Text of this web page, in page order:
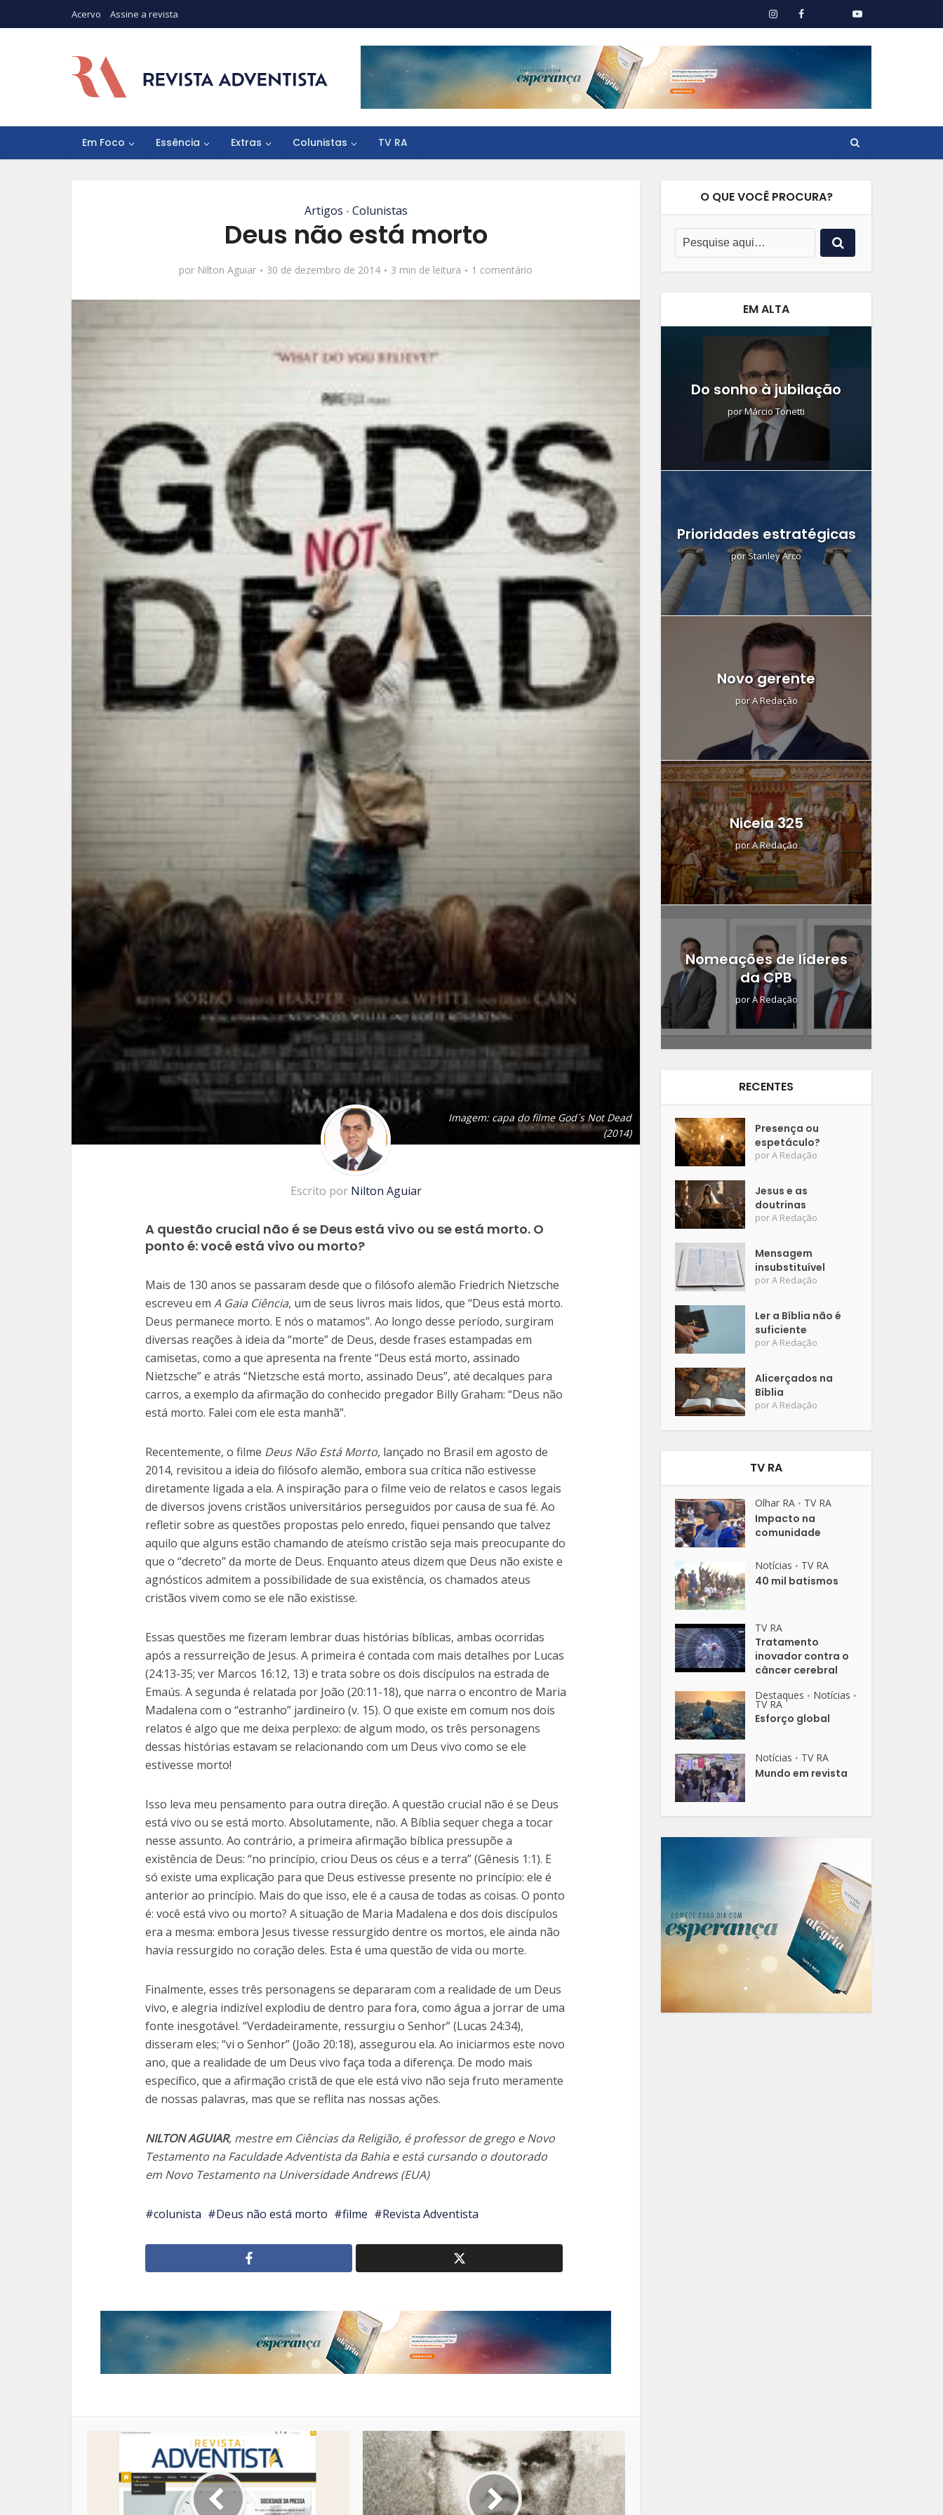
Acervo Assine a revista
Em Foco Essência Extras Colunistas TV RA
Artigos • Colunistas
Deus não está morto
por Nilton Aguiar 30 de dezembro de 2014 3 min de leitura 1 comentário
Imagem: capa do filme God´s Not Dead
(2014)
Escrito por Nilton Aguiar
A questão crucial não é se Deus está vivo ou se está morto. O
ponto é: você está vivo ou morto?
Mais de 130 anos se passaram desde que o filósofo alemão Friedrich Nietzsche
escreveu em A Gaia Ciência, um de seus livros mais lidos, que “Deus está morto.
Deus permanece morto. E nós o matamos”. Ao longo desse período, surgiram
diversas reações à ideia da “morte” de Deus, desde frases estampadas em
camisetas, como a que apresenta na frente “Deus está morto, assinado
Nietzsche” e atrás “Nietzsche está morto, assinado Deus”, até decalques para
carros, a exemplo da afirmação do conhecido pregador Billy Graham: “Deus não
está morto. Falei com ele esta manhã”.
Recentemente, o filme Deus Não Está Morto, lançado no Brasil em agosto de
2014, revisitou a ideia do filósofo alemão, embora sua crítica não estivesse
diretamente ligada a ela. A inspiração para o filme veio de relatos e casos legais
de diversos jovens cristãos universitários perseguidos por causa de sua fé. Ao
refletir sobre as questões propostas pelo enredo, fiquei pensando que talvez
aquilo que alguns estão chamando de ateísmo cristão seja mais preocupante do
que o “decreto” da morte de Deus. Enquanto ateus dizem que Deus não existe e
agnósticos admitem a possibilidade de sua existência, os chamados ateus
cristãos vivem como se ele não existisse.
Essas questões me fizeram lembrar duas histórias bíblicas, ambas ocorridas
após a ressurreição de Jesus. A primeira é contada com mais detalhes por Lucas
(24:13-35; ver Marcos 16:12, 13) e trata sobre os dois discípulos na estrada de
Emaús. A segunda é relatada por João (20:11-18), que narra o encontro de Maria
Madalena com o “estranho” jardineiro (v. 15). O que existe em comum nos dois
relatos é algo que me deixa perplexo: de algum modo, os três personagens
dessas histórias estavam se relacionando com um Deus vivo como se ele
estivesse morto!
Isso leva meu pensamento para outra direção. A questão crucial não é se Deus
está vivo ou se está morto. Absolutamente, não. A Bíblia sequer chega a tocar
nesse assunto. Ao contrário, a primeira afirmação bíblica pressupõe a
existência de Deus: “no princípio, criou Deus os céus e a terra” (Gênesis 1:1). E
só existe uma explicação para que Deus estivesse presente no princípio: ele é
anterior ao princípio. Mais do que isso, ele é a causa de todas as coisas. O ponto
é: você está vivo ou morto? A situação de Maria Madalena e dos dois discípulos
era a mesma: embora Jesus tivesse ressurgido dentre os mortos, ele ainda não
havia ressurgido no coração deles. Esta é uma questão de vida ou morte.
Finalmente, esses três personagens se depararam com a realidade de um Deus
vivo, e alegria indizível explodiu de dentro para fora, como água a jorrar de uma
fonte inesgotável. “Verdadeiramente, ressurgiu o Senhor” (Lucas 24:34),
disseram eles; “vi o Senhor” (João 20:18), assegurou ela. Ao iniciarmos este novo
ano, que a realidade de um Deus vivo faça toda a diferença. De modo mais
específico, que a afirmação cristã de que ele está vivo não seja fruto meramente
de nossas palavras, mas que se reflita nas nossas ações.
NILTON AGUIAR, mestre em Ciências da Religião, é professor de grego e Novo
Testamento na Faculdade Adventista da Bahia e está cursando o doutorado
em Novo Testamento na Universidade Andrews (EUA)
colunista Deus não está morto filme Revista Adventista
O QUE VOCÊ PROCURA?
EM ALTA
Do sonho à jubilação
porMárcio Tonetti
Prioridades estratégicas
porStanley Arco
Novo gerente
porA Redação
Niceia 325
porA Redação
Nomeações de líderes
da CPB
porA Redação
RECENTES
Presença ou
espetáculo?
porA Redação
Jesus e as
doutrinas
porA Redação
Mensagem
insubstituível
porA Redação
Ler a Bíblia não é
suficiente
porA Redação
Alicerçados na
Bíblia
porA Redação
TV RA
Olhar RA • TV RA
Impacto na
comunidade
Notícias • TV RA
40 mil batismos
TV RA
Tratamento
inovador contra o
câncer cerebral
Destaques • Notícias •
TV RA
Esforço global
Notícias • TV RA
Mundo em revista